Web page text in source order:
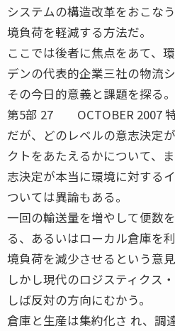
システムの構造改革をおこな
境負荷を軽減する方法だ。
ここでは後者に焦点をあて、
デンの代表的企業三社の物流
その今日的意義と課題を探る。
第5部 27 OCTOBER 2007
だが、どのレベルの意志決定
クトをあたえるかについて、
志決定が本当に環境に対する
ついては異論もある。
一回の輸送量を増やして便数
る、あるいはローカル倉庫を
境負荷を減少させるという意見
しかし現代のロジスティクス
しば反対の方向にむかう。
倉庫と生産は集約化さ れ、調